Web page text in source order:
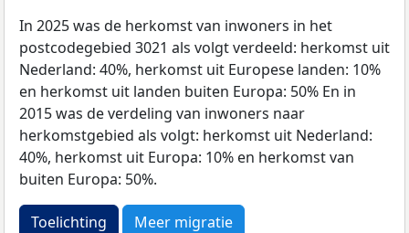
In 2025 was de herkomst van inwoners in het
postcodegebied 3021 als volgt verdeeld: herkomst uit
Nederland: 40%, herkomst uit Europese landen: 10%
en herkomst uit landen buiten Europa: 50% En in
2015 was de verdeling van inwoners naar
herkomstgebied als volgt: herkomst uit Nederland:
40%, herkomst uit Europa: 10% en herkomst van
buiten Europa: 50%.
Toelichting Meer migratie